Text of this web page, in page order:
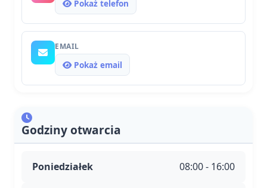
Pokaż telefon
EMAIL
Pokaż email
Godziny otwarcia
Poniedziałek 08:00 - 16:00